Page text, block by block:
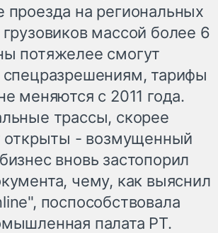
проезда на региональных
массой более 6
потяжелее смогут
спецразрешениям, тарифы
меняются с 2011 года.
трассы, скорее
открыты - возмущенный
вновь застопорил
чему, как выяснил
поспособствовала
палата РТ.